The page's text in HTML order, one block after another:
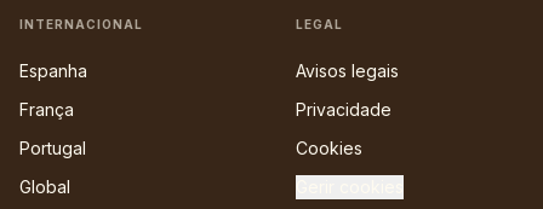
INTERNACIONAL
Espanha
França
Portugal
Global
LEGAL
Avisos legais
Privacidade
Cookies